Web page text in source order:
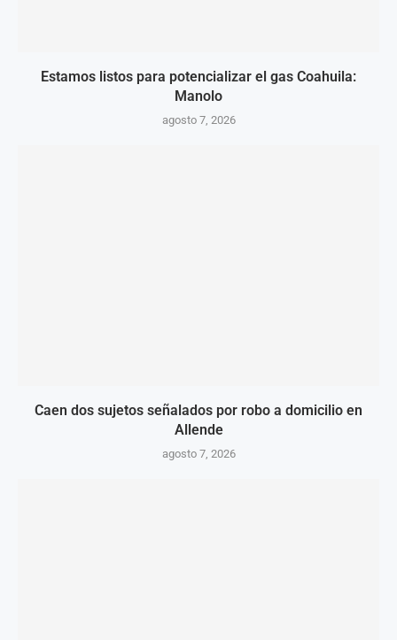
Estamos listos para potencializar el gas Coahuila:
Manolo
agosto 7, 2026
Caen dos sujetos señalados por robo a domicilio en
Allende
agosto 7, 2026